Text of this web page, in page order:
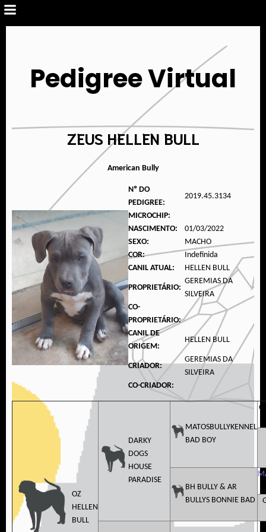
Pedigree Virtual
ZEUS HELLEN BULL
American Bully
Nº DO
PEDIGREE:
2019.45.3134
MICROCHIP:
NASCIMENTO:
01/03/2022
SEXO:
MACHO
COR:
Indefinida
CANIL ATUAL:
HELLEN BULL
PROPRIETÁRIO:
GEREMIAS DA
SILVEIRA
CO-
PROPRIETÁRIO:
CANIL DE
ORIGEM:
HELLEN BULL
CRIADOR:
GEREMIAS DA
SILVEIRA
CO-CRIADOR:
OZ
HELLEN
BULL
DARKY
DOGS
HOUSE
PARADISE
MATOSBULLYKENNEL
BAD BOY
BH BULLY & AR
BULLYS BONNIE BAD